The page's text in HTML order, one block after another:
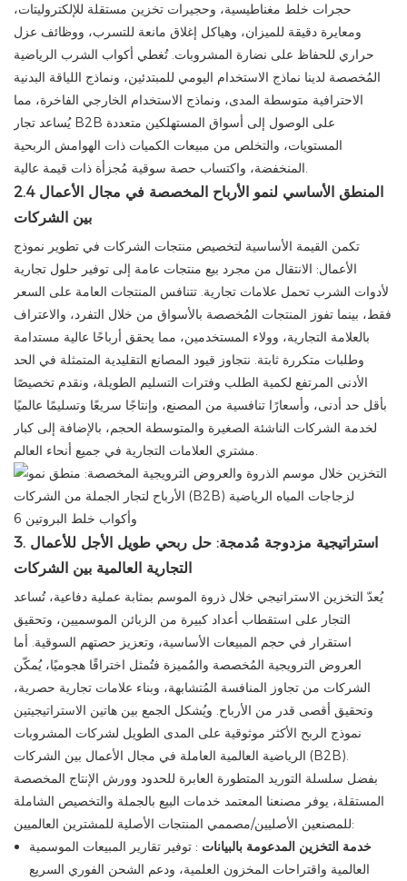
حجرات خلط مغناطيسية، وحجيرات تخزين مستقلة للإلكتروليتات،
ومعايرة دقيقة للميزان، وهياكل إغلاق مانعة للتسرب، ووظائف عزل
حراري للحفاظ على نضارة المشروبات. تُغطي أكواب الشرب الرياضية
المُخصصة لدينا نماذج الاستخدام اليومي للمبتدئين، ونماذج اللياقة البدنية
الاحترافية متوسطة المدى، ونماذج الاستخدام الخارجي الفاخرة، مما
يُساعد تجار B2B على الوصول إلى أسواق المستهلكين متعددة
المستويات، والتخلص من مبيعات الكميات ذات الهوامش الربحية
المنخفضة، واكتساب حصة سوقية مُجزأة ذات قيمة عالية.
2.4 المنطق الأساسي لنمو الأرباح المخصصة في مجال الأعمال
بين الشركات
تكمن القيمة الأساسية لتخصيص منتجات الشركات في تطوير نموذج
الأعمال: الانتقال من مجرد بيع منتجات عامة إلى توفير حلول تجارية
لأدوات الشرب تحمل علامات تجارية. تتنافس المنتجات العامة على السعر
فقط، بينما تفوز المنتجات المُخصصة بالأسواق من خلال التفرد، والاعتراف
بالعلامة التجارية، وولاء المستخدمين، مما يحقق أرباحًا عالية مستدامة
وطلبات متكررة ثابتة. نتجاوز قيود المصانع التقليدية المتمثلة في الحد
الأدنى المرتفع لكمية الطلب وفترات التسليم الطويلة، ونقدم تخصيصًا
بأقل حد أدنى، وأسعارًا تنافسية من المصنع، وإنتاجًا سريعًا وتسليمًا عالميًا
لخدمة الشركات الناشئة الصغيرة والمتوسطة الحجم، بالإضافة إلى كبار
مشتري العلامات التجارية في جميع أنحاء العالم.
3. استراتيجية مزدوجة مُدمجة: حل ربحي طويل الأجل للأعمال
التجارية العالمية بين الشركات
يُعدّ التخزين الاستراتيجي خلال ذروة الموسم بمثابة عملية دفاعية، تُساعد
التجار على استقطاب أعداد كبيرة من الزبائن الموسميين، وتحقيق
استقرار في حجم المبيعات الأساسية، وتعزيز حصتهم السوقية. أما
العروض الترويجية المُخصصة والمُميزة فتُمثل اختراقًا هجوميًا، يُمكّن
الشركات من تجاوز المنافسة المُتشابهة، وبناء علامات تجارية حصرية،
وتحقيق أقصى قدر من الأرباح. ويُشكل الجمع بين هاتين الاستراتيجيتين
نموذج الربح الأكثر موثوقية على المدى الطويل لشركات المشروبات
الرياضية العالمية العاملة في مجال الأعمال بين الشركات (B2B).
بفضل سلسلة التوريد المتطورة العابرة للحدود وورش الإنتاج المخصصة
المستقلة، يوفر مصنعنا المعتمد خدمات البيع بالجملة والتخصيص الشاملة
للمصنعين الأصليين/مصممي المنتجات الأصلية للمشترين العالميين:
خدمة التخزين المدعومة بالبيانات : توفير تقارير المبيعات الموسمية
العالمية واقتراحات المخزون العلمية، ودعم الشحن الفوري السريع